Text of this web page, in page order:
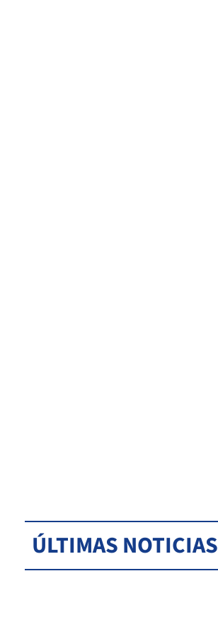
ÚLTIMAS NOTICIAS